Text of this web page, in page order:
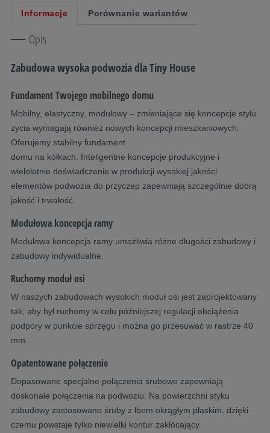
Informacje Porównanie wariantów
Opis
Zabudowa wysoka podwozia dla Tiny House
Fundament Twojego mobilnego domu
Mobilny, elastyczny, modułowy – zmieniające się koncepcje stylu
życia wymagają również nowych koncepcji mieszkaniowych.
Oferujemy stabilny fundament
domu na kółkach. Inteligentne koncepcje produkcyjne i
wieloletnie doświadczenie w produkcji wysokiej jakości
elementów podwozia do przyczep zapewniają szczególnie dobrą
jakość i trwałość.
Modułowa koncepcja ramy
Modułowa koncepcja ramy umożliwia różne długości zabudowy i
zabudowy indywidualne.
Ruchomy moduł osi
W naszych zabudowach wysokich moduł osi jest zaprojektowany
tak, aby był ruchomy w celu późniejszej regulacji obciążenia
podpory w punkcie sprzęgu i można go przesuwać w rastrze 40
mm.
Opatentowane połączenie
Dopasowane specjalne połączenia śrubowe zapewniają
doskonałe połączenia na podwoziu. Na powierzchni styku
zabudowy zastosowano śruby z łbem okrągłym płaskim, dzięki
czemu powstaje tylko niewielki kontur zakłócający.